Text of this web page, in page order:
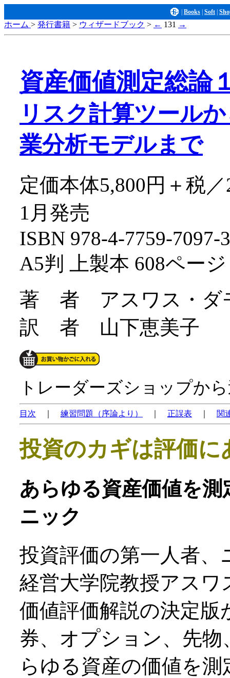
Books Soft
ホーム > 発行書籍 > ウィザードブック > ← 131 →
資産価値測定総論
リスク計算ツール
業分析モデルまで
定価本体5,800円＋税／
1月発売
ISBN 978-4-7759-
A5判 上製本 608ページ
著 者 アスワス・ダ
訳 者 山下恵美子
トレーダーズショップか
目次 練習問題（序論より） 正誤表 関
投資のカギは評価に
あらゆる資産価値を
ニック
投資評価の第一人者
経営大学院教授アス
価値評価解説の決定
券、オプション、先
らゆる資産の価値を